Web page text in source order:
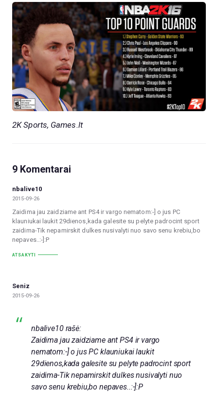
2K Sports, Games.lt
9 Komentarai
nbalive10
2015-09-26
Zaidima jau zaidziame ant PS4 ir vargo nematom:-] o jus PC
klauniukai laukit 29dienos,kada galesite su pelyte padrocint sport
zaidima-Tik nepamirskit dulkes nusivalyti nuo savo senu krebiu,bo
nepaves..:-]:P
ATSAKYTI
Seniz
2015-09-26
nbalive10 rašė:
Zaidima jau zaidziame ant PS4 ir vargo
nematom:-] o jus PC klauniukai laukit
29dienos,kada galesite su pelyte padrocint sport
zaidima-Tik nepamirskit dulkes nusivalyti nuo
savo senu krebiu,bo nepaves..:-]:P